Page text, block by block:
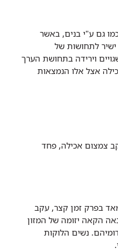
גם ע"י בנים, באשר
לתחושות של
וירידה בתחושת הערך
אצל אלו הנמצאות
צמצום אכילה, פחד
בפרק זמן קצר, עקב
הקאה יזומה של המזון
נשים הלוקות